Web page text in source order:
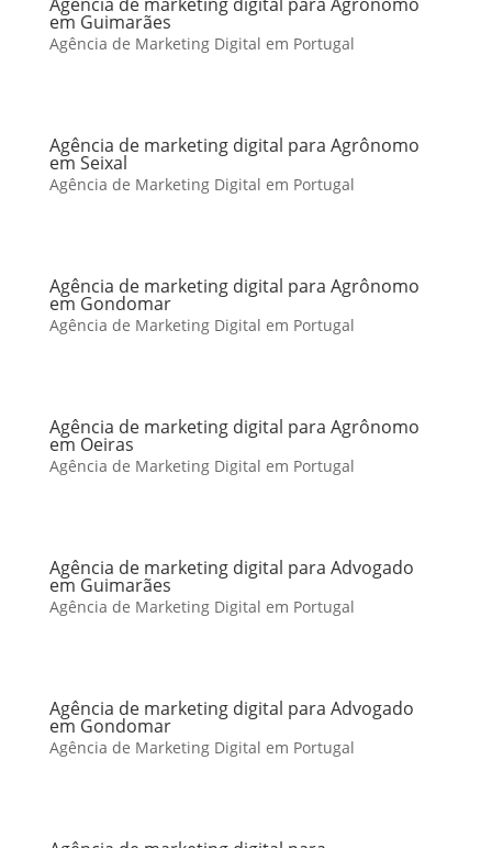
em Guimarães
Agência de Marketing Digital em Portugal
Agência de marketing digital para Agrônomo
em Seixal
Agência de Marketing Digital em Portugal
Agência de marketing digital para Agrônomo
em Gondomar
Agência de Marketing Digital em Portugal
Agência de marketing digital para Agrônomo
em Oeiras
Agência de Marketing Digital em Portugal
Agência de marketing digital para Advogado
em Guimarães
Agência de Marketing Digital em Portugal
Agência de marketing digital para Advogado
em Gondomar
Agência de Marketing Digital em Portugal